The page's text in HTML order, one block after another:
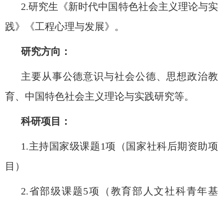
2.研究生《新时代中国特色社会主义理论与实
践》《工程心理与发展》。
研究方向：
主要从事公德意识与社会公德、思想政治教
育、中国特色社会主义理论与实践研究等。
科研项目：
1.主持国家级课题1项（国家社科后期资助项
目）
2.省部级课题5项（教育部人文社科青年基